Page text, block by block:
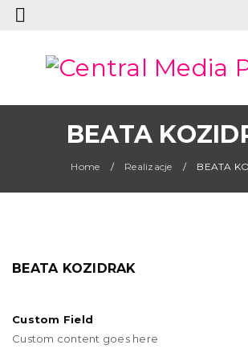
BEATA
Home / Realizacje / BEATA
BEATA KOZIDRAK
Custom Field
Custom content goes here